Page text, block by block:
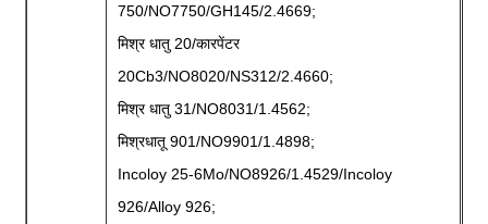
750/NO7750/GH145/2.4669;
मिश्र धातु 20/कारपेंटर
20Cb3/NO8020/NS312/2.4660;
मिश्र धातु 31/NO8031/1.4562;
मिश्रधातू 901/NO9901/1.4898;
Incoloy 25-6Mo/NO8926/1.4529/Incoloy
926/Alloy 926;